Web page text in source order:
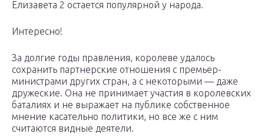
Елизавета 2 остается популярной у народа.
Интересно!
За долгие годы правления, королеве удалось
сохранить партнерские отношения с премьер-
министрами других стран, а с некоторыми — даже
дружеские. Она не принимает участия в королевских
баталиях и не выражает на публике собственное
мнение касательно политики, но все же с ним
считаются видные деятели.